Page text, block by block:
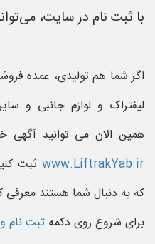
با ثبت نام در سایت،
اگر شما هم تولیدی، عمده
لیفتراک و لوازم جانبی و
همین الان می توانید آگهی
www.LiftrakYab.ir ثبت
که به دنبال شما هستند معرفی
برای شروع روی دکمه ثبت نام